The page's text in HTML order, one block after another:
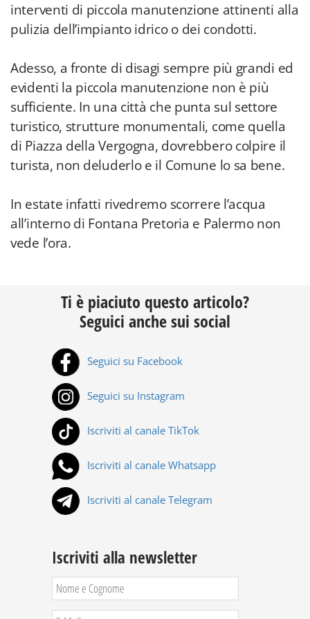
interventi di piccola manutenzione attinenti alla
pulizia dell’impianto idrico o dei condotti.
Adesso, a fronte di disagi sempre più grandi ed
evidenti la piccola manutenzione non è più
sufficiente. In una città che punta sul settore
turistico, strutture monumentali, come quella
di Piazza della Vergogna, dovrebbero colpire il
turista, non deluderlo e il Comune lo sa bene.
In estate infatti rivedremo scorrere l’acqua
all’interno di Fontana Pretoria e Palermo non
vede l’ora.
Ti è piaciuto questo articolo?
Seguici anche sui social
Seguici su Facebook
Seguici su Instagram
Iscriviti al canale TikTok
Iscriviti al canale Whatsapp
Iscriviti al canale Telegram
Iscriviti alla newsletter